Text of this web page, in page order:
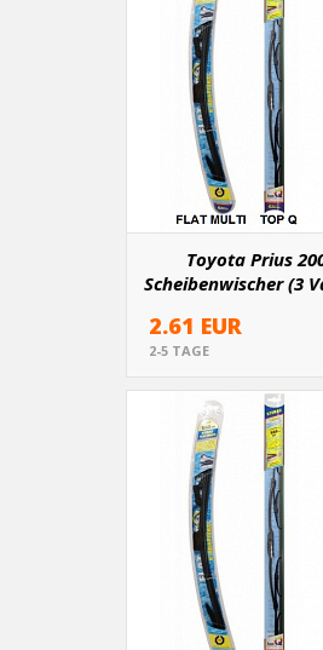
Toyota Prius
Scheibenwischer (3
2.61 EUR
2-5 TAGE